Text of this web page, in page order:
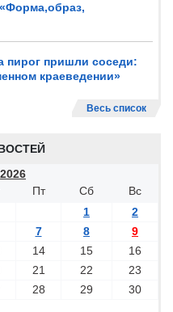
пирог пришли соседи:
краеведении»
Весь список
2026
Пт Сб
Вс
1
2
7 8
9
14 15
16
21 22
23
28 29
30